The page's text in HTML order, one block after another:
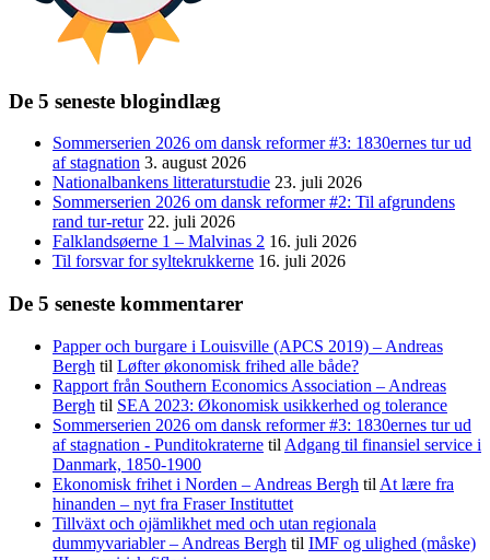
De 5 seneste blogindlæg
Sommerserien 2026 om dansk reformer #3: 1830ernes tur ud
af stagnation 3. august 2026
Nationalbankens litteraturstudie 23. juli 2026
Sommerserien 2026 om dansk reformer #2: Til afgrundens
rand tur-retur 22. juli 2026
Falklandsøerne 1 – Malvinas 2 16. juli 2026
Til forsvar for syltekrukkerne 16. juli 2026
De 5 seneste kommentarer
Papper och burgare i Louisville (APCS 2019) – Andreas
Bergh til Løfter økonomisk frihed alle både?
Rapport från Southern Economics Association – Andreas
Bergh til SEA 2023: Økonomisk usikkerhed og tolerance
Sommerserien 2026 om dansk reformer #3: 1830ernes tur ud
af stagnation - Punditokraterne til Adgang til finansiel service i
Danmark, 1850-1900
Ekonomisk frihet i Norden – Andreas Bergh til At lære fra
hinanden – nyt fra Fraser Instituttet
Tillväxt och ojämlikhet med och utan regionala
dummyvariabler – Andreas Bergh til IMF og ulighed (måske)